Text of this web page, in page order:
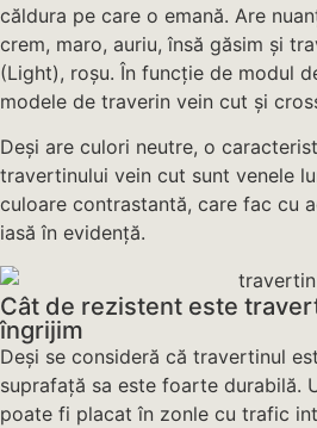
căldura pe care o emană. Are
crem, maro, auriu, însă găsim și
(Light), roșu. În funcție de modul
modele de traverin vein cut și
Deși are culori neutre, o
travertinului vein cut sunt venele
culoare contrastantă, care fac cu
iasă în evidență.
Cât de rezistent este
îngrijim
Deși se consideră că travertinul
suprafață sa este foarte durabilă.
poate fi placat în zonle cu trafic